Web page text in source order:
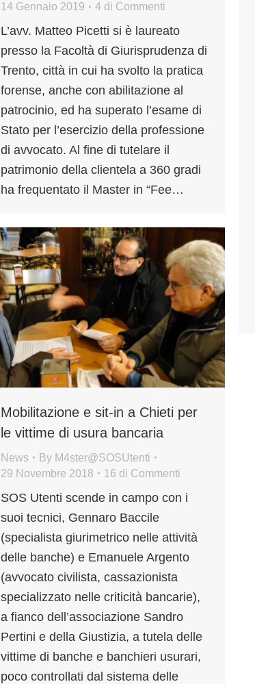
14 Gennaio 2019
4 di Commenti
L’avv. Matteo Picetti si è laureato
presso la Facoltà di Giurisprudenza di
Trento, città in cui ha svolto la pratica
forense, anche con abilitazione al
patrocinio, ed ha superato l’esame di
Stato per l’esercizio della professione
di avvocato. Al fine di tutelare il
patrimonio della clientela a 360 gradi
ha frequentato il Master in “Fee…
Mobilitazione e sit-in a Chieti per
le vittime di usura bancaria
News By M4ster@SOSUtenti
29 Novembre 2018
16 di Commenti
SOS Utenti scende in campo con i
suoi tecnici, Gennaro Baccile
(specialista giurimetrico nelle attività
delle banche) e Emanuele Argento
(avvocato civilista, cassazionista
specializzato nelle criticità bancarie),
a fianco dell’associazione Sandro
Pertini e della Giustizia, a tutela delle
vittime di banche e banchieri usurari,
poco controllati dal sistema delle